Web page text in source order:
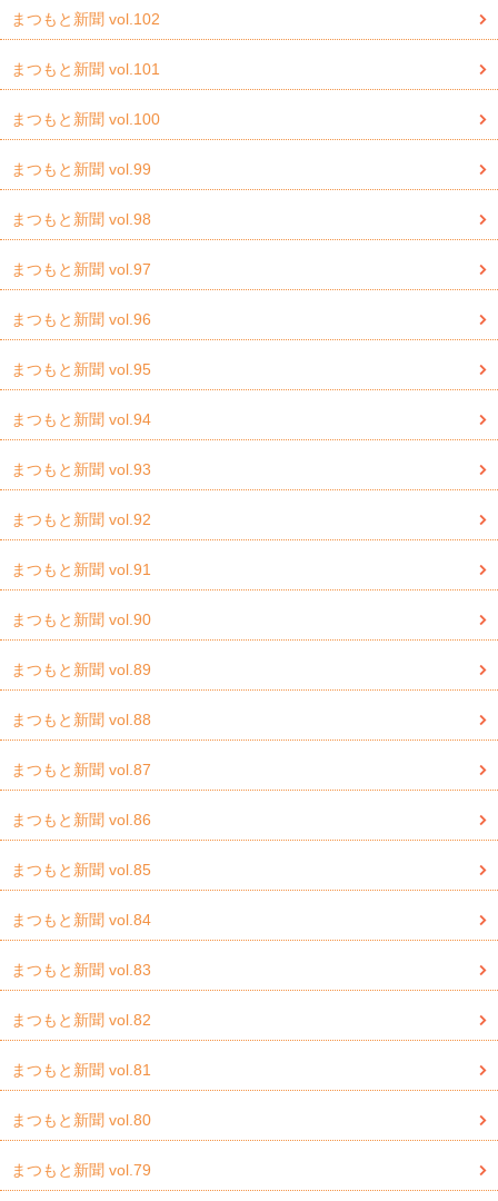
まつもと新聞 vol.102
まつもと新聞 vol.101
まつもと新聞 vol.100
まつもと新聞 vol.99
まつもと新聞 vol.98
まつもと新聞 vol.97
まつもと新聞 vol.96
まつもと新聞 vol.95
まつもと新聞 vol.94
まつもと新聞 vol.93
まつもと新聞 vol.92
まつもと新聞 vol.91
まつもと新聞 vol.90
まつもと新聞 vol.89
まつもと新聞 vol.88
まつもと新聞 vol.87
まつもと新聞 vol.86
まつもと新聞 vol.85
まつもと新聞 vol.84
まつもと新聞 vol.83
まつもと新聞 vol.82
まつもと新聞 vol.81
まつもと新聞 vol.80
まつもと新聞 vol.79